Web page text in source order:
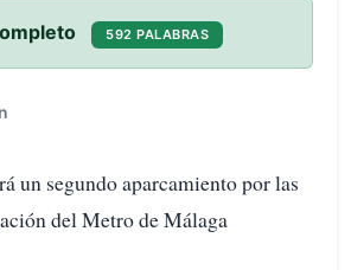
592 PALABRAS
un segundo aparcamiento por las
del Metro de Málaga